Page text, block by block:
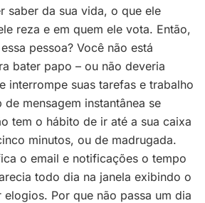
saber da sua vida, o que ele
reza e em quem ele vota. Então,
pessoa? Você não está
bater papo – ou não deveria
interrompe suas tarefas e trabalho
mensagem instantânea se
tem o hábito de ir até a sua caixa
minutos, ou de madrugada.
o email e notificações o tempo
todo dia na janela exibindo o
Por que não passa um dia